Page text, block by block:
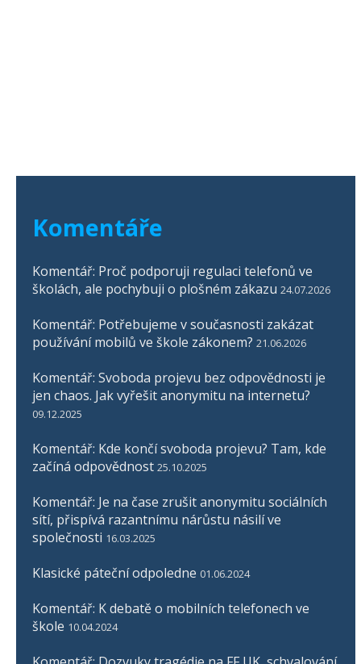
Komentáře
Komentář: Proč podporuji regulaci telefonů ve
školách, ale pochybuji o plošném zákazu 24.07.2026
Komentář: Potřebujeme v současnosti zakázat
používání mobilů ve škole zákonem? 21.06.2026
Komentář: Svoboda projevu bez odpovědnosti je
jen chaos. Jak vyřešit anonymitu na internetu?
09.12.2025
Komentář: Kde končí svoboda projevu? Tam, kde
začíná odpovědnost 25.10.2025
Komentář: Je na čase zrušit anonymitu sociálních
sítí, přispívá razantnímu nárůstu násilí ve
společnosti 16.03.2025
Klasické páteční odpoledne 01.06.2024
Komentář: K debatě o mobilních telefonech ve
škole 10.04.2024